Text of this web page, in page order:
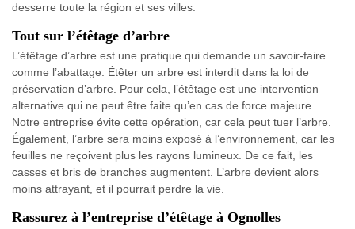
desserre toute la région et ses villes.
Tout sur l’étêtage d’arbre
L’étêtage d’arbre est une pratique qui demande un savoir-faire
comme l’abattage. Étêter un arbre est interdit dans la loi de
préservation d’arbre. Pour cela, l’étêtage est une intervention
alternative qui ne peut être faite qu’en cas de force majeure.
Notre entreprise évite cette opération, car cela peut tuer l’arbre.
Également, l’arbre sera moins exposé à l’environnement, car les
feuilles ne reçoivent plus les rayons lumineux. De ce fait, les
casses et bris de branches augmentent. L’arbre devient alors
moins attrayant, et il pourrait perdre la vie.
Rassurez à l’entreprise d’étêtage à Ognolles